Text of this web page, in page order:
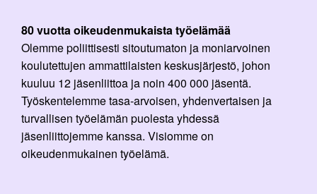
80 vuotta oikeudenmukaista työelämää
Olemme poliittisesti sitoutumaton ja moniarvoinen
koulutettujen ammattilaisten keskusjärjestö, johon
kuuluu 12 jäsenliittoa ja noin 400 000 jäsentä.
Työskentelemme tasa-arvoisen, yhdenvertaisen ja
turvallisen työelämän puolesta yhdessä
jäsenliittojemme kanssa. Visiomme on
oikeudenmukainen työelämä.